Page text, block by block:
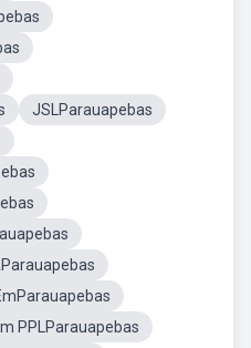
JSLParauapebas
PPLParauapebas